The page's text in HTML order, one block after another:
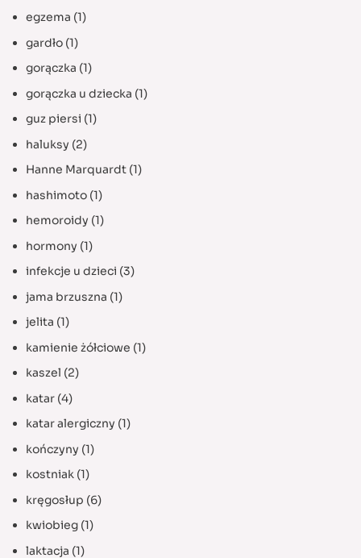
egzema (1)
gardło(1)
gorączka (1)
gorączka u dziecka (1)
guz piersi (1)
haluksy (2)
Hanne Marquardt(1)
hashimoto(1)
hemoroidy (1)
hormony (1)
infekcje u dzieci (3)
jama brzuszna (1)
jelita (1)
kamienie żółciowe (1)
kaszel (2)
katar(4)
katar alergiczny (1)
kończyny (1)
kostniak(1)
kręgosłup (6)
kwiobieg(1)
laktacja (1)